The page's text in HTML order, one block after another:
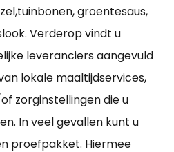
groentesaus,
Verderop vindt u
leveranciers aangevuld
lokale maaltijdservices,
zorginstellingen die u
In veel gevallen kunt u
proefpakket. Hiermee